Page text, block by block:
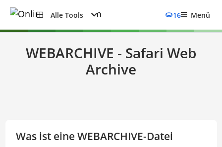
Alle Tools 16 Menü
WEBARCHIVE - Safari Web
Archive
Was ist eine WEBARCHIVE-Datei